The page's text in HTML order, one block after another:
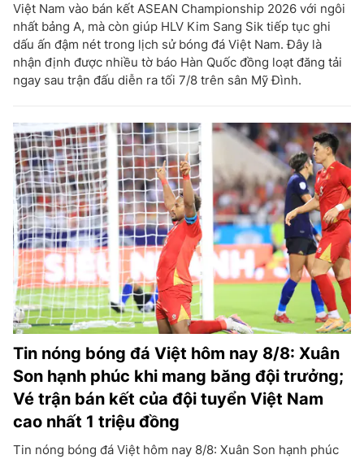
Việt Nam vào bán kết ASEAN Championship 2026 với ngôi
nhất bảng A, mà còn giúp HLV Kim Sang Sik tiếp tục ghi
dấu ấn đậm nét trong lịch sử bóng đá Việt Nam. Đây là
nhận định được nhiều tờ báo Hàn Quốc đồng loạt đăng tải
ngay sau trận đấu diễn ra tối 7/8 trên sân Mỹ Đình.
Tin nóng bóng đá Việt hôm nay 8/8: Xuân
Son hạnh phúc khi mang băng đội trưởng;
Vé trận bán kết của đội tuyển Việt Nam
cao nhất 1 triệu đồng
Tin nóng bóng đá Việt hôm nay 8/8: Xuân Son hạnh phúc